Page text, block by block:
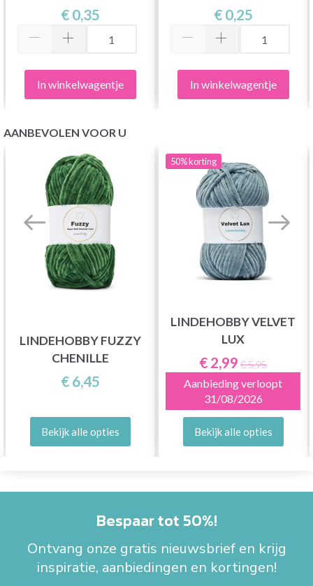
€ 0,35
In winkelwagentje
€ 0,25
In winkelwagentje
AANBEVOLEN VOOR U
LINDEHOBBY FUZZY
CHENILLE
€ 6,45
Bekijk alle opties
50%korting
LINDEHOBBY VELVET
LUX
€ 2,99 € 5,95
Aanbieding verloopt
31/08/2026
Bekijk alle opties
Bespaar tot 50%!
Ontvang onze gratis nieuwsbrief en krijg
inspiratie, aanbiedingen en kortingen!